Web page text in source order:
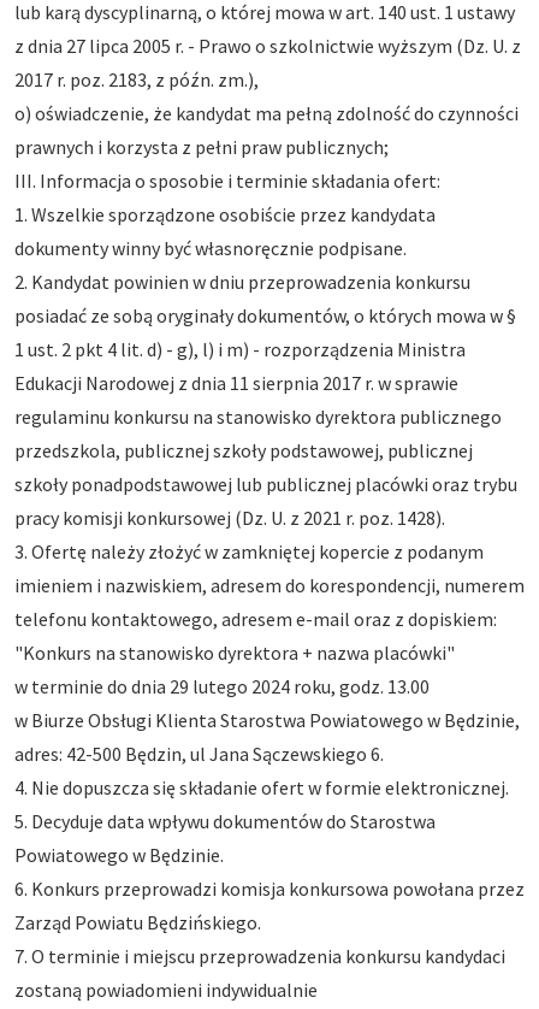
lub karą dyscyplinarną, o której mowa w art. 140 ust. 1 ustawy
z dnia 27 lipca 2005 r. - Prawo o szkolnictwie wyższym (Dz. U. z
2017 r. poz. 2183, z późn. zm.),
o) oświadczenie, że kandydat ma pełną zdolność do czynności
prawnych i korzysta z pełni praw publicznych;
III. Informacja o sposobie i terminie składania ofert:
1. Wszelkie sporządzone osobiście przez kandydata
dokumenty winny być własnoręcznie podpisane.
2. Kandydat powinien w dniu przeprowadzenia konkursu
posiadać ze sobą oryginały dokumentów, o których mowa w §
1 ust. 2 pkt 4 lit. d) - g), l) i m) - rozporządzenia Ministra
Edukacji Narodowej z dnia 11 sierpnia 2017 r. w sprawie
regulaminu konkursu na stanowisko dyrektora publicznego
przedszkola, publicznej szkoły podstawowej, publicznej
szkoły ponadpodstawowej lub publicznej placówki oraz trybu
pracy komisji konkursowej (Dz. U. z 2021 r. poz. 1428).
3. Ofertę należy złożyć w zamkniętej kopercie z podanym
imieniem i nazwiskiem, adresem do korespondencji, numerem
telefonu kontaktowego, adresem e-mail oraz z dopiskiem:
"Konkurs na stanowisko dyrektora + nazwa placówki"
w terminie do dnia 29 lutego 2024 roku, godz. 13.00
w Biurze Obsługi Klienta Starostwa Powiatowego w Będzinie,
adres: 42-500 Będzin, ul Jana Sączewskiego 6.
4. Nie dopuszcza się składanie ofert w formie elektronicznej.
5. Decyduje data wpływu dokumentów do Starostwa
Powiatowego w Będzinie.
6. Konkurs przeprowadzi komisja konkursowa powołana przez
Zarząd Powiatu Będzińskiego.
7. O terminie i miejscu przeprowadzenia konkursu kandydaci
zostaną powiadomieni indywidualnie